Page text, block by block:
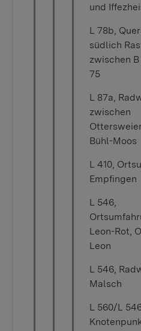
und
L 78b,
südlich
zwischen
75
L 87a,
zwischen
Bühl-Moos
L 410,
Empfingen
L 546,
Leon-Rot,
Leon
L 546,
Malsch
L 560/L